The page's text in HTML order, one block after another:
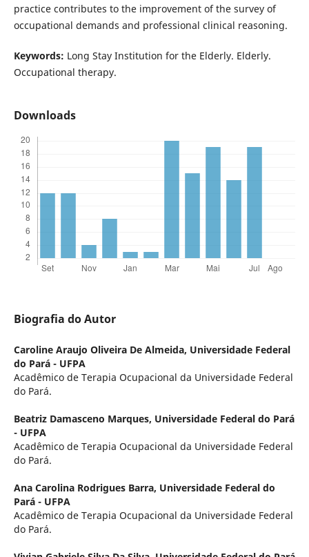
practice contributes to the improvement of the survey of
occupational demands and professional clinical reasoning.
Keywords: Long Stay Institution for the Elderly. Elderly.
Occupational therapy.
Downloads
Biografia do Autor
Caroline Araujo Oliveira De Almeida, Universidade Federal
do Pará - UFPA
Acadêmico de Terapia Ocupacional da Universidade Federal
do Pará.
Beatriz Damasceno Marques, Universidade Federal do Pará
- UFPA
Acadêmico de Terapia Ocupacional da Universidade Federal
do Pará.
Ana Carolina Rodrigues Barra, Universidade Federal do
Pará - UFPA
Acadêmico de Terapia Ocupacional da Universidade Federal
do Pará.